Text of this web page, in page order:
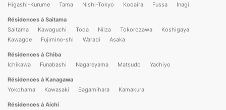
Higashi-Kurume
Tama Nishi-Tokyo Kodaira Fussa Inagi
Résidences à Saitama
Saitama
Kawaguchi Toda Niiza Tokorozawa
Koshigaya
Kawagoe
Fujimino-shi Warabi Asaka
Résidences à Chiba
Ichikawa
Funabashi Nagareyama Matsudo Yachiyo
Résidences à Kanagawa
Yokohama
Kawasaki Sagamihara Kamakura
Résidences à Aichi